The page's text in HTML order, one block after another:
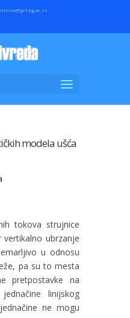
mtina@grf.bg.ac.rs
modela ušća
tokova strujnice
ubrzanje
u odnosu
pa su to mesta
pretpostavke na
linijskog
ne mogu